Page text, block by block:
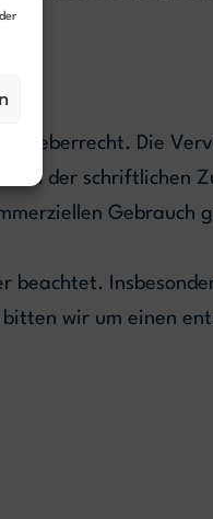
Urheberrecht. Die
der schriftlichen
Gebrauch
beachtet.
wir um einen